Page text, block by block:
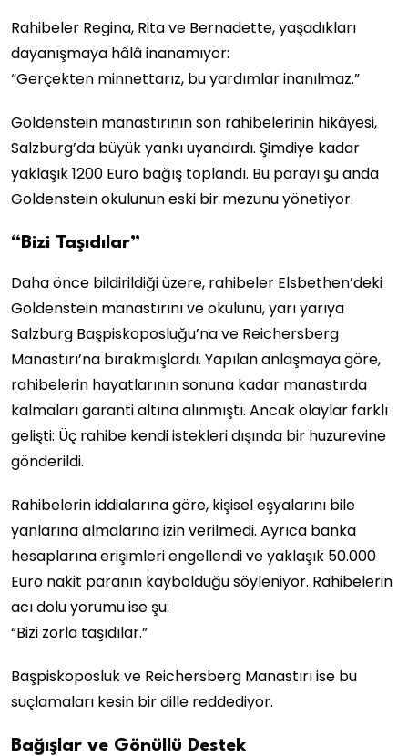
Rahibeler Regina, Rita ve Bernadette, yaşadıkları
dayanışmaya hâlâ inanamıyor:
“Gerçekten minnettarız, bu yardımlar inanılmaz.”
Goldenstein manastırının son rahibelerinin hikâyesi,
Salzburg’da büyük yankı uyandırdı. Şimdiye kadar
yaklaşık 1200 Euro bağış toplandı. Bu parayı şu anda
Goldenstein okulunun eski bir mezunu yönetiyor.
“Bizi Taşıdılar”
Daha önce bildirildiği üzere, rahibeler Elsbethen’deki
Goldenstein manastırını ve okulunu, yarı yarıya
Salzburg Başpiskoposluğu’na ve Reichersberg
Manastırı’na bırakmışlardı. Yapılan anlaşmaya göre,
rahibelerin hayatlarının sonuna kadar manastırda
kalmaları garanti altına alınmıştı. Ancak olaylar farklı
gelişti: Üç rahibe kendi istekleri dışında bir huzurevine
gönderildi.
Rahibelerin iddialarına göre, kişisel eşyalarını bile
yanlarına almalarına izin verilmedi. Ayrıca banka
hesaplarına erişimleri engellendi ve yaklaşık 50.000
Euro nakit paranın kaybolduğu söyleniyor. Rahibelerin
acı dolu yorumu ise şu:
“Bizi zorla taşıdılar.”
Başpiskoposluk ve Reichersberg Manastırı ise bu
suçlamaları kesin bir dille reddediyor.
Bağışlar ve Gönüllü Destek